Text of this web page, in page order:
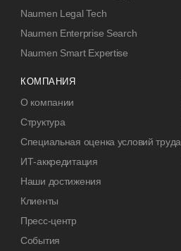
Naumen Legal Tech
Naumen Enterprise Search
Naumen Smart Expertise
КОМПАНИЯ
О компании
Структура
Специальная оценка условий труда
ИТ-аккредитация
Наши достижения
Клиенты
Пресс-центр
События